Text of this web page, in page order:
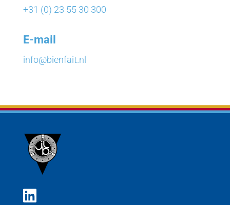
+31 (0) 23 55 30 300
E-mail
info@bienfait.nl